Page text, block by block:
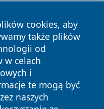
cookies, aby
także plików
od
w celach
i
te mogą być
naszych
prawa